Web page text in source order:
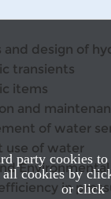
party cookies
all cookies by
or click
and design of
transients
items
and
of water
use of water
in